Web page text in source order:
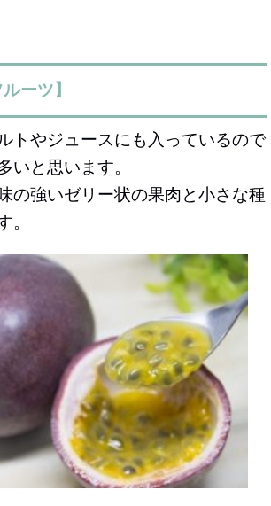
ーツ】
トやジュースにも入っているので
いと思います。
の強いゼリー状の果肉と小さな種
。